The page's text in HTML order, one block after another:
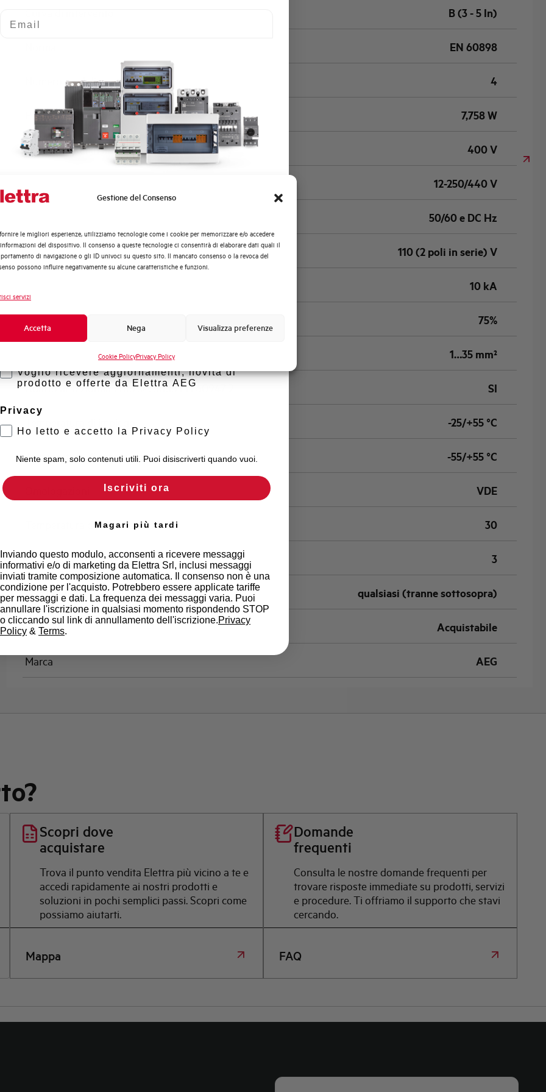
Gestione del Consenso
le migliori esperienze, utilizziamo tecnologie come i cookie per memorizzare e/o accedere
del dispositivo. Il consenso a queste tecnologie ci consentirà di elaborare dati quali il
di navigazione o gli ID univoci su questo sito. Il mancato consenso o la revoca del
possono influire negativamente su alcune caratteristiche e funzioni.
servizi
Accetta Nega Visualizza preferenze
Cookie PolicyPrivacy Policy
B (3 - 5 In)
EN 60898
Numero moduli 4
Potenza dissipata 7,758 W
Tensione nominale Ue AC 400 V
12-250/440 V
50/60 e DC Hz
Tensione nominale Ue DC 110 (2 poli in serie) V
10 kA
Capacità di rottura di servizio Ics (%Icu) 75%
Capacità dei terminali 1…35 mm²
Adatto al sezionamento secondo EN 60947-2 SI
-25/+55 °C
Temperatura di stoccaggio -55/+55 °C
VDE
Temperatura di riferimento (°C) 30
Classe di limitazione 3
Montaggio qualsiasi (tranne sottosopra)
Stato Acquistabile
Marca AEG
Scopri dove
acquistare
Trova il punto vendita Elettra più vicino a te e
accedi rapidamente ai nostri prodotti e
soluzioni in pochi semplici passi. Scopri come
possiamo aiutarti.
Mappa
Domande
frequenti
Consulta le nostre domande frequenti per
trovare risposte immediate su prodotti, servizi
e procedure. Ti offriamo il supporto che stavi
cercando.
FAQ
Quali argomenti ti interessano di più?
Automazione Industriale
Fotovoltaico
Sistema Quadri
Formazione tecnica
Voglio ricevere aggiornamenti, novità di
prodotto e offerte da Elettra AEG
Privacy
Ho letto e accetto la Privacy Policy
Niente spam, solo contenuti utili. Puoi disiscriverti quando vuoi.
Iscriviti ora
Magari più tardi
Inviando questo modulo, acconsenti a ricevere messaggi
informativi e/o di marketing da Elettra Srl, inclusi messaggi
inviati tramite composizione automatica. Il consenso non è una
condizione per l'acquisto. Potrebbero essere applicate tariffe
per messaggi e dati. La frequenza dei messaggi varia. Puoi
annullare l'iscrizione in qualsiasi momento rispondendo STOP
o cliccando sul link di annullamento dell'iscrizione.Privacy
Policy & Terms.